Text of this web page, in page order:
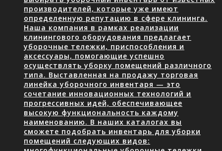
производителей, которые уже имеют
определенную репутацию в сфере клининга.
Наша компания в рамках реализации
клинингового оборудования предлагает
уборочные тележки, приспособления и
аксессуары, помогающие успешно
осуществлять уборку помещений различного
типа. Выставленная на продажу торговая
линейка уборочного инвентаря — это
сочетание инновационных технологий и
прогрессивных идей, обеспечивающее
высокую функциональность каждому
наименованию. В наших каталогах вы
сможете подобрать инвентарь для уборки
помещений следующих видов: